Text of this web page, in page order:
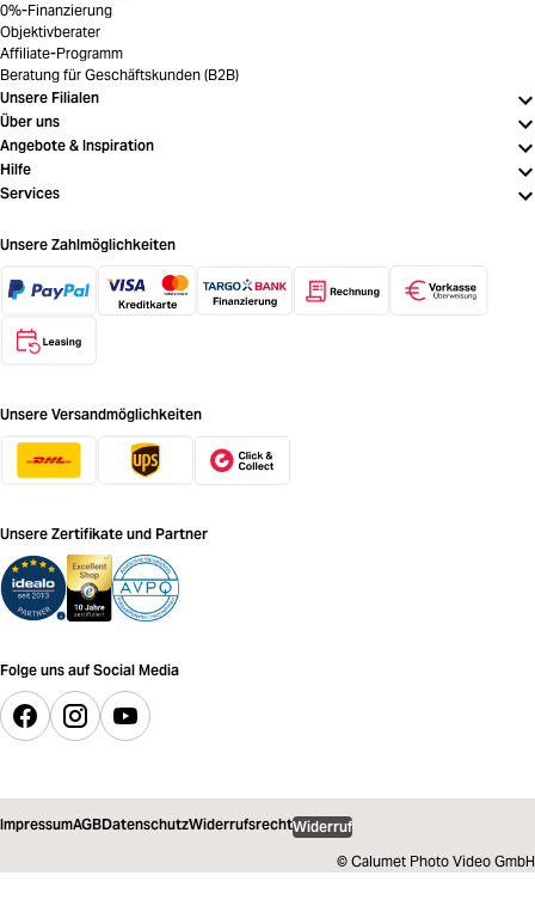
0%-Finanzierung
Objektivberater
Affiliate-Programm
Beratung für Geschäftskunden (B2B)
Unsere Filialen
Über uns
Angebote & Inspiration
Hilfe
Services
Unsere Zahlmöglichkeiten
Unsere Versandmöglichkeiten
Unsere Zertifikate und Partner
Folge uns auf Social Media
ImpressumAGBDatenschutzWiderrufsrechtWiderruf
© Calumet Photo Video GmbH